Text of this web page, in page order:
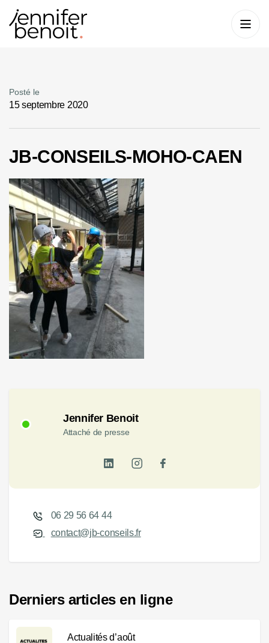
Posté le
15 septembre 2020
JB-CONSEILS-MOHO-CAEN
Jennifer Benoit
Attaché de presse
06 29 56 64 44
contact@jb-conseils.fr
Derniers articles en ligne
Actualités d’août